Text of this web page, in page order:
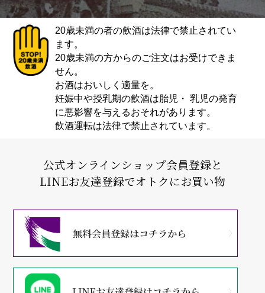
20歳未満の者の飲酒は法律で禁止されてい
ます。
20歳未満の方からのご注文はお受けできま
せん。
お酒はおいしく適量を。
妊娠中や授乳期の飲酒は胎児・ 乳児の発育
に悪影響を与えるおそれがあります。
飲酒運転は法律で禁止されています。
公式オンラインショップ会員登録と
LINEお友達登録でオトクにお買い物